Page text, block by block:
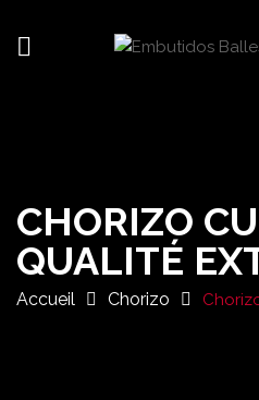
CHORIZO
QUALITÉ
Accueil Chorizo